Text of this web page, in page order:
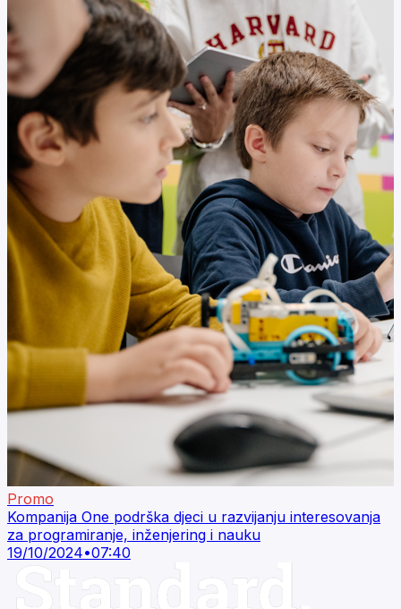
Promo
Kompanija One podrška djeci u razvijanju interesovanja
za programiranje, inženjering i nauku
19/10/2024•07:40